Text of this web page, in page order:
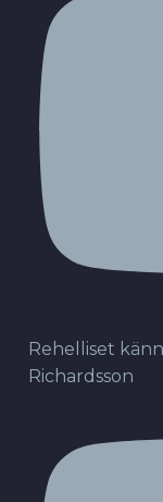
Rehelliset
Richardsson